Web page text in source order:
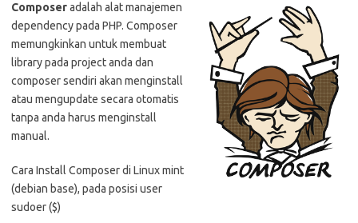
Composeradalah alat manajemen
dependency pada PHP. Composer
memungkinkan untuk membuat
library pada project anda dan
composer sendiri akan menginstall
atau mengupdate secara otomatis
tanpa anda harus menginstall
manual.
Cara Install Composer di Linux mint
(debian base), pada posisi user
sudoer ($)